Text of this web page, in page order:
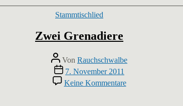
Kategorien
Stammtischlied
Zwei Grenadiere
Beitragsautor
Von Rauchschwalbe
Veröffentlichungsdatum
7. November 2011
Keine Kommentarezu
Zwei